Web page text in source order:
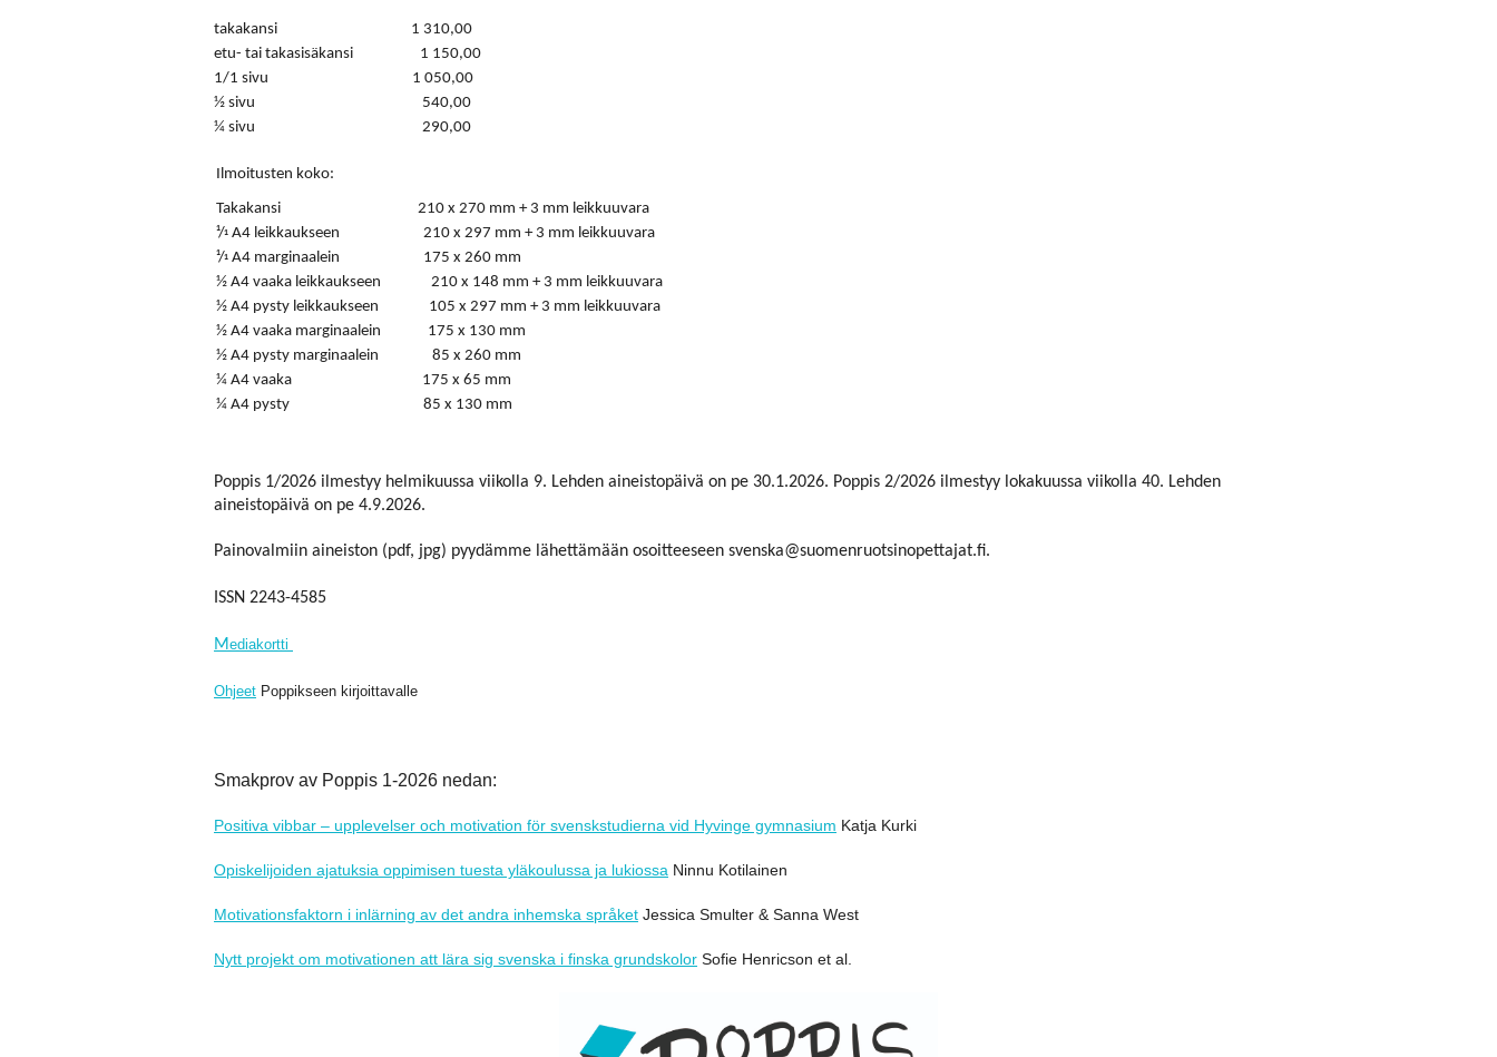
takakansi 1 310,00
etu- tai takasisäkansi 1 150,00
1/1 sivu 1 050,00
½ sivu 540,00
¼ sivu 290,00
Ilmoitusten koko:
Takakansi
210 x 270 mm + 3 mm leikkuuvara
¹/¹ A4 leikkaukseen
210 x 297 mm + 3 mm leikkuuvara
¹/¹ A4 marginaalein
175 x 260 mm
½ A4 vaaka leikkaukseen
210 x 148 mm + 3 mm leikkuuvara
½ A4 pysty leikkaukseen
105 x 297 mm + 3 mm leikkuuvara
½ A4 vaaka marginaalein
175 x 130 mm
½ A4 pysty marginaalein
85 x 260 mm
¼ A4 vaaka
175 x 65 mm
¼ A4 pysty
85 x 130 mm
Poppis 1/2026 ilmestyy helmikuussa viikolla 9. Lehden aineistopäivä on pe 30.1.2026. Poppis 2/2026 ilmestyy lokakuussa viikolla 40. Lehden
aineistopäivä on pe 4.9.2026.
Painovalmiin aineiston (pdf, jpg) pyydämme lähettämään osoitteeseen svenska@suomenruotsinopettajat.fi.
ISSN 2243-4585
Mediakortti
Ohjeet Poppikseen kirjoittavalle
Smakprov av Poppis 1-2026 nedan:
Positiva vibbar – upplevelser och motivation för svenskstudierna vid Hyvinge gymnasium Katja Kurki
Opiskelijoiden ajatuksia oppimisen tuesta yläkoulussa ja lukiossa Ninnu Kotilainen
Motivationsfaktorn i inlärning av det andra inhemska språket Jessica Smulter & Sanna West
Nytt projekt om motivationen att lära sig svenska i finska grundskolor Sofie Henricson et al.